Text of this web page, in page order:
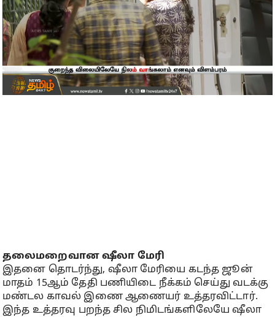
தலைமறைவான ஷீலா மேரி
இதனை தொடர்ந்து, ஷீலா மேரியை கடந்த ஜூன்
மாதம் 15ஆம் தேதி பணியிடை நீக்கம் செய்து வடக்கு
மண்டல காவல் இணை ஆணையர் உத்தரவிட்டார்.
இந்த உத்தரவு பறந்த சில நிமிடங்களிலேயே ஷீலா